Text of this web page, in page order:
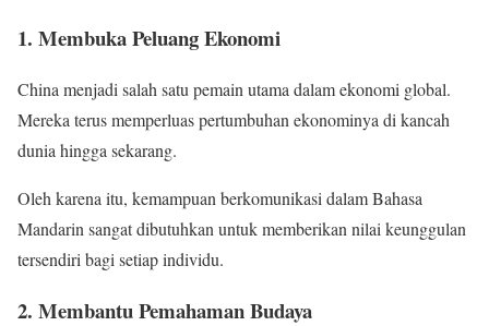
1. Membuka Peluang Ekonomi
China menjadi salah satu pemain utama dalam ekonomi global.
Mereka terus memperluas pertumbuhan ekonominya di kancah
dunia hingga sekarang.
Oleh karena itu, kemampuan berkomunikasi dalam Bahasa
Mandarin sangat dibutuhkan untuk memberikan nilai keunggulan
tersendiri bagi setiap individu.
2. Membantu Pemahaman Budaya